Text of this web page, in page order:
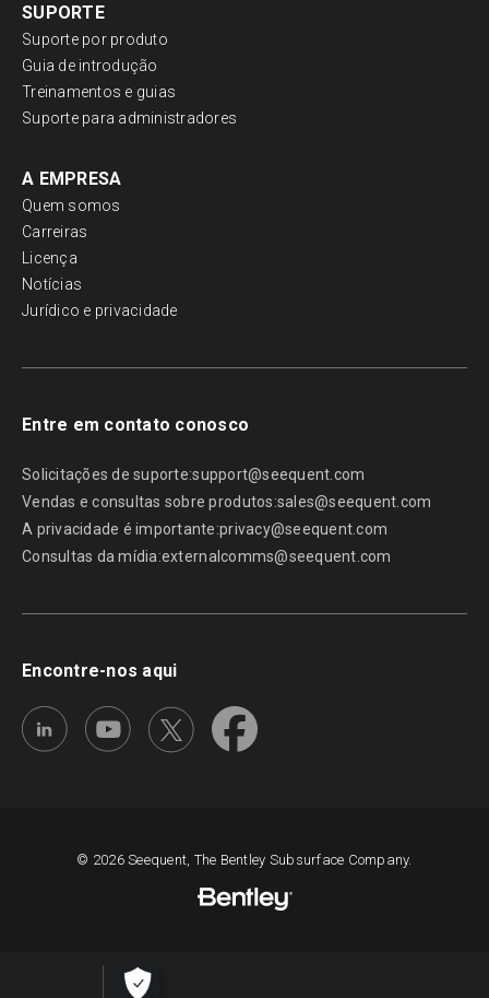
SUPORTE
Suporte por produto
Guia de introdução
Treinamentos e guias
Suporte para administradores
A EMPRESA
Quem somos
Carreiras
Licença
Notícias
Jurídico e privacidade
Entre em contato conosco
Solicitações de suporte:support@seequent.com
Vendas e consultas sobre produtos:sales@seequent.com
A privacidade é importante:privacy@seequent.com
Consultas da mídia:externalcomms@seequent.com
Encontre-nos aqui
© 2026 Seequent, The Bentley Subsurface Company.